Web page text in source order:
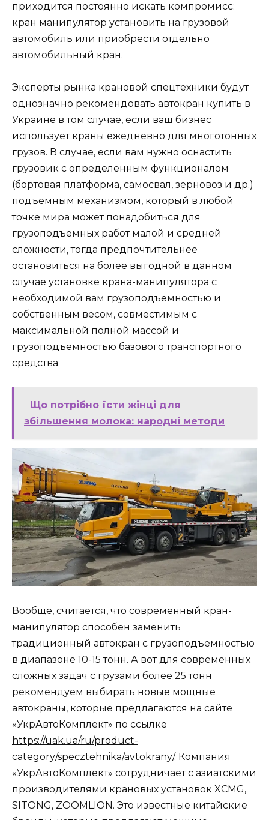
приходится постоянно искать компромисс:
кран манипулятор установить на грузовой
автомобиль или приобрести отдельно
автомобильный кран.
Эксперты рынка крановой спецтехники будут
однозначно рекомендовать автокран купить в
Украине в том случае, если ваш бизнес
использует краны ежедневно для многотонных
грузов. В случае, если вам нужно оснастить
грузовик с определенным функционалом
(бортовая платформа, самосвал, зерновоз и др.)
подъемным механизмом, который в любой
точке мира может понадобиться для
грузоподъемных работ малой и средней
сложности, тогда предпочтительнее
остановиться на более выгодной в данном
случае установке крана-манипулятора с
необходимой вам грузоподъемностью и
собственным весом, совместимым с
максимальной полной массой и
грузоподъемностью базового транспортного
средства
Що потрібно їсти жінці для
збільшення молока: народні методи
Вообще, считается, что современный кран-
манипулятор способен заменить
традиционный автокран с грузоподъемностью
в диапазоне 10-15 тонн. А вот для современных
сложных задач с грузами более 25 тонн
рекомендуем выбирать новые мощные
автокраны, которые предлагаются на сайте
«УкрАвтоКомплект» по ссылке
https://uak.ua/ru/product-
category/specztehnika/avtokrany/. Компания
«УкрАвтоКомплект» сотрудничает с азиатскими
производителями крановых установок XCMG,
SITONG, ZOOMLION. Это известные китайские